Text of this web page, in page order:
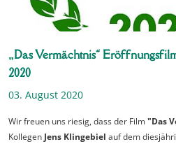
„Das Vermächtnis“
2020
03. August 2020
Wir freuen uns riesig, dass der Film"Das
Kollegen Jens Klingebiel auf dem